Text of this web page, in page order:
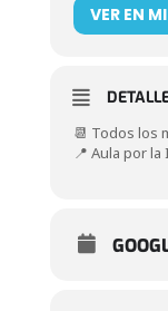
VER EN
📆 Todos los
📍 Aula por la